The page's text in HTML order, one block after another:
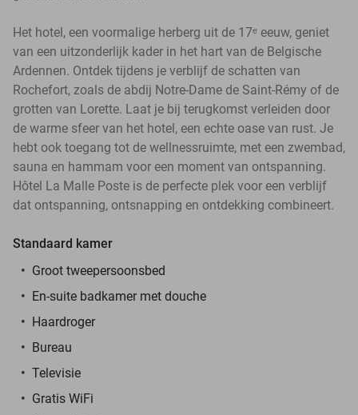
Het hotel, een voormalige herberg uit de 17ᵉ eeuw, geniet
van een uitzonderlijk kader in het hart van de Belgische
Ardennen. Ontdek tijdens je verblijf de schatten van
Rochefort, zoals de abdij Notre-Dame de Saint-Rémy of de
grotten van Lorette. Laat je bij terugkomst verleiden door
de warme sfeer van het hotel, een echte oase van rust. Je
hebt ook toegang tot de wellnessruimte, met een zwembad,
sauna en hammam voor een moment van ontspanning.
Hôtel La Malle Poste is de perfecte plek voor een verblijf
dat ontspanning, ontsnapping en ontdekking combineert.
Standaard kamer
Groot tweepersoonsbed
En-suite badkamer met douche
Haardroger
Bureau
Televisie
Gratis WiFi